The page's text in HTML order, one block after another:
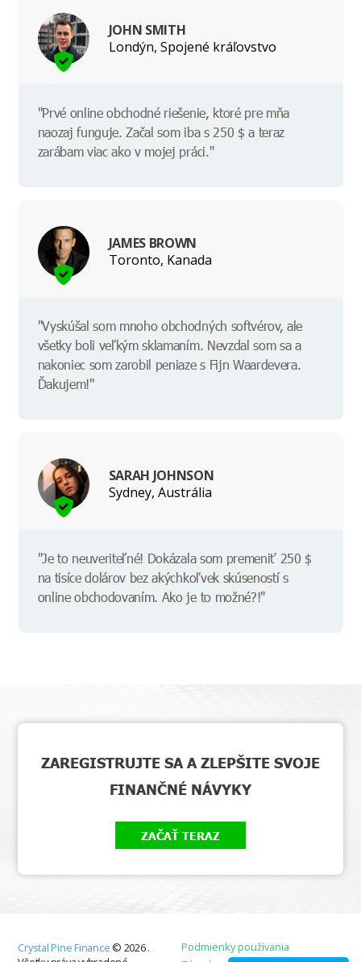
JOHN SMITH
Londýn, Spojené kráľovstvo
"Prvé online obchodné riešenie, ktoré pre mňa
naozaj funguje. Začal som iba s 250 $ a teraz
zarábam viac ako v mojej práci."
JAMES BROWN
Toronto, Kanada
"Vyskúšal som mnoho obchodných softvérov, ale
všetky boli veľkým sklamaním. Nevzdal som sa a
nakoniec som zarobil peniaze s Fijn Waardevera.
Ďakujem!"
SARAH JOHNSON
Sydney, Austrália
"Je to neuveriteľné! Dokázala som premeniť 250 $
na tisíce dolárov bez akýchkoľvek skúseností s
online obchodovaním. Ako je to možné?!"
ZAREGISTRUJTE SA A ZLEPŠITE SVOJE
FINANČNÉ NÁVYKY
ZAČAŤ TERAZ
Crystal Pine Finance © 2026.
Podmienky používania